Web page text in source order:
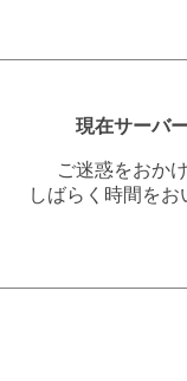
現在サーバ
ご迷惑をおか
しばらく時間を